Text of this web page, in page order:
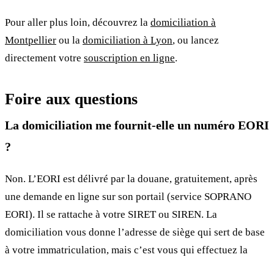
Pour aller plus loin, découvrez la domiciliation à
Montpellier ou la domiciliation à Lyon, ou lancez
directement votre souscription en ligne.
Foire aux questions
La domiciliation me fournit-elle un numéro EORI
?
Non. L’EORI est délivré par la douane, gratuitement, après
une demande en ligne sur son portail (service SOPRANO
EORI). Il se rattache à votre SIRET ou SIREN. La
domiciliation vous donne l’adresse de siège qui sert de base
à votre immatriculation, mais c’est vous qui effectuez la